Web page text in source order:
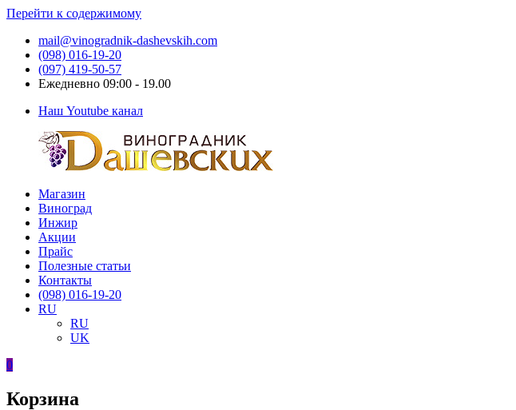
Перейти к содержимому
mail@vinogradnik-dashevskih.com
(098) 016-19-20
(097) 419-50-57
Ежедневно 09:00 - 19.00
Наш Youtube канал
Виноградник
Дашевских
Саженцы
черенки
винограда
Магазин
Виноград
Инжир
Акции
Прайс
Полезные статьи
Контакты
(098) 016-19-20
RU
RU
UK
0
Корзина